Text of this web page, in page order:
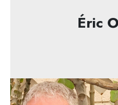
Éric